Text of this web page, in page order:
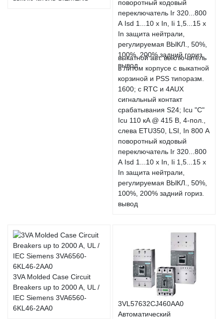
выкатной авт. выключатель
в литом корпусе с выкатной
корзиной и PSS типоразм.
1600; с RTC и 4AUX
сигнальный контакт
срабатывания S24; Icu "C"
Icu 110 кA @ 415 В, 4-пол.,
слева ETU350, LSI, In 800 А
поворотный кодовый
переключатель Ir 320...800
А Isd 1...10 x In, Ii 1,5...15 x
In защита нейтрали,
регулируемая ВЫКЛ., 50%,
100%, 200% задний гориз.
вывод
3VA Molded Case Circuit
Breakers up to 2000 A, UL /
IEC Siemens 3VA6560-
6KL46-2AA0
3VL57632CJ460AA0
Автоматический